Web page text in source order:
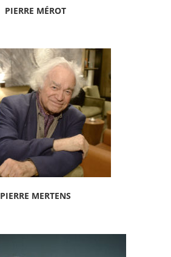
PIERRE MÉROT
PIERRE MERTENS